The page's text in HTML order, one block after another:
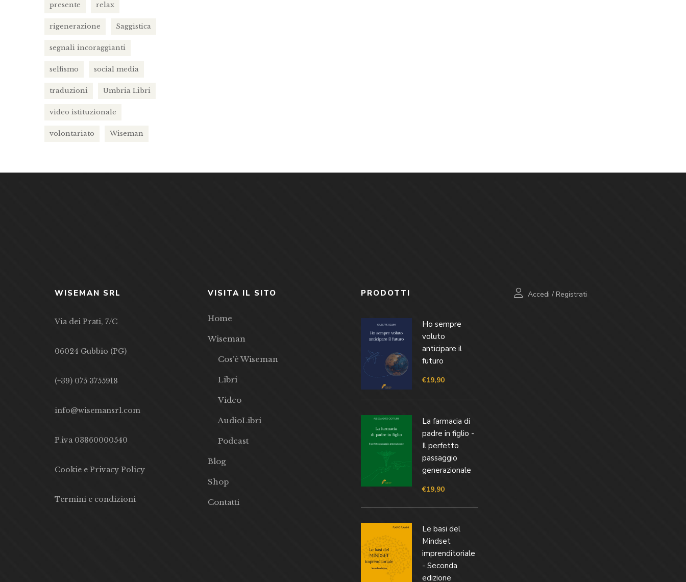
presente relax
rigenerazione Saggistica
segnali incoraggianti
selfismo social media
traduzioni Umbria Libri
video istituzionale
volontariato Wiseman
WISEMAN SRL
Via dei Prati, 7/C
06024 Gubbio (PG)
(+39) 075 3755918
info@wisemansrl.com
P.iva 03860000540
Cookie e Privacy Policy
Termini e condizioni
VISITA IL SITO
Home
Wiseman
Cos’è Wiseman
Libri
Video
AudioLibri
Podcast
Blog
Shop
Contatti
PRODOTTI
Ho sempre
voluto
anticipare il
futuro
€19,90
La farmacia di
padre in figlio -
Il perfetto
passaggio
generazionale
€19,90
Le basi del
Mindset
imprenditoriale
- Seconda
edizione
Accedi / Registrati